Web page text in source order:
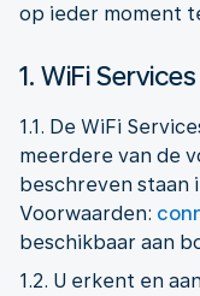
op ieder moment
1. WiFi Services
1.1. De WiFi
meerdere van de
beschreven staan
Voorwaarden:
beschikbaar aan
1.2. U erkent en